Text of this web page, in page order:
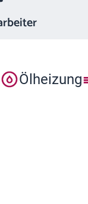
Ölheizung